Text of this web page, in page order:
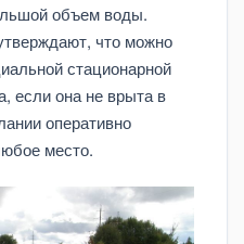
объем воды.
что можно
стационарной
если она не врыта в
оперативно
место.